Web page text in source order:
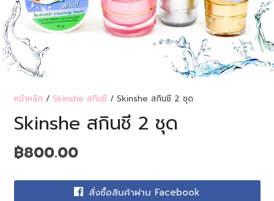
หน้าหลัก / Skinshe สกินชี / Skinshe สกินชี 2 ชุด
Skinshe สกินชี 2 ชุด
฿800.00
สั่งซื้อสินค้าผ่าน Facebook